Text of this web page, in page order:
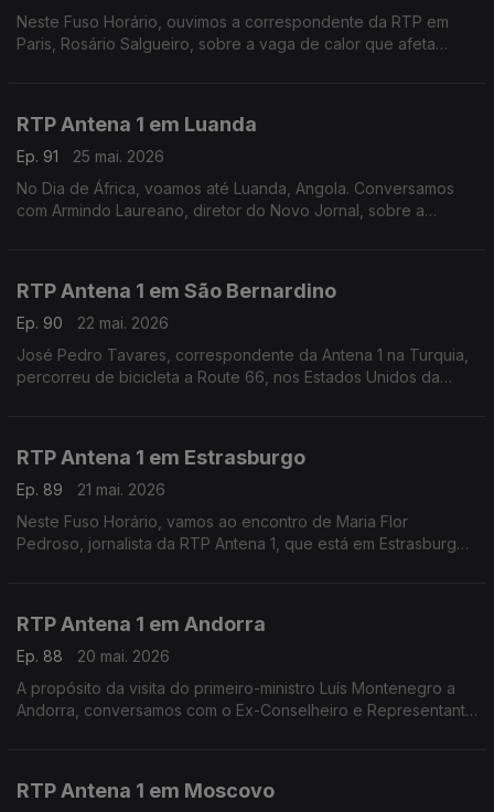
Neste Fuso Horário, ouvimos a correspondente da RTP em
Paris, Rosário Salgueiro, sobre a vaga de calor que afeta
RTP Antena 1 em Luanda
Ep. 91
25 mai. 2026
No Dia de África, voamos até Luanda, Angola. Conversamos
com Armindo Laureano, diretor do Novo Jornal, sobre a
RTP Antena 1 em São Bernardino
Ep. 90
22 mai. 2026
José Pedro Tavares, correspondente da Antena 1 na Turquia,
percorreu de bicicleta a Route 66, nos Estados Unidos da
RTP Antena 1 em Estrasburgo
Ep. 89
21 mai. 2026
Neste Fuso Horário, vamos ao encontro de Maria Flor
Pedroso, jornalista da RTP Antena 1, que está em Estrasburgo
RTP Antena 1 em Andorra
Ep. 88
20 mai. 2026
A propósito da visita do primeiro-ministro Luís Montenegro a
Andorra, conversamos com o Ex-Conselheiro e Representante
RTP Antena 1 em Moscovo